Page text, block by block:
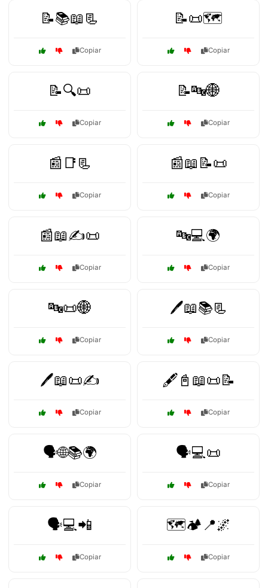
📝📚📖📃
Copiar
📝📜🗺️
Copiar
📝🔍📜
Copiar
📝🔤🌐
Copiar
📰📑📃
Copiar
📰📖📝📜
Copiar
📰📖✍️📜
Copiar
🔤💻🌍
Copiar
🔤📜🌐
Copiar
🖊️📖📚📃
Copiar
🖊️📖📜✍️
Copiar
🖋️📓📖📜📝
Copiar
🗣️🌐📚🌍
Copiar
🗣️💻📜
Copiar
🗣️💻📲
Copiar
🗺️🏕️📍🌌
Copiar